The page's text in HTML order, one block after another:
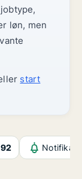
løn, men
start